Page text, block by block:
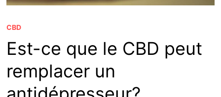
CBD
Est-ce que le CBD peut
remplacer un